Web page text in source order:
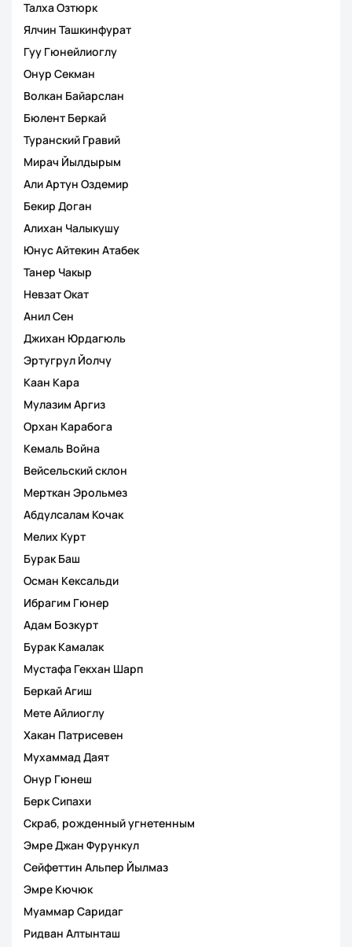
Талха Озтюрк
Ялчин Ташкинфурат
Гуy Гюнейлиоглу
Онур Секман
Волкан Байарслан
Бюлент Беркай
Туранский Гравий
Мирач Йылдырым
Али Артун Оздемир
Бекир Доган
Алихан Чалыкушу
Юнус Айтекин Атабек
Танер Чакыр
Невзат Окат
Анил Сен
Джихан Юрдагюль
Эртугрул Йолчу
Каан Кара
Мулазим Аргиз
Орхан Карабога
Кемаль Война
Вейсельский склон
Мерткан Эрольмез
Абдулсалам Кочак
Мелих Курт
Бурак Баш
Осман Кексальди
Ибрагим Гюнер
Адам Бозкурт
Бурак Камалак
Мустафа Гекхан Шарп
Беркай Агиш
Мете Айлиоглу
Хакан Патрисевен
Мухаммад Даят
Онур Гюнеш
Берк Сипахи
Скраб, рожденный угнетенным
Эмре Джан Фурункул
Сейфеттин Альпер Йылмаз
Эмре Кючюк
Муаммар Саридаг
Ридван Алтынташ